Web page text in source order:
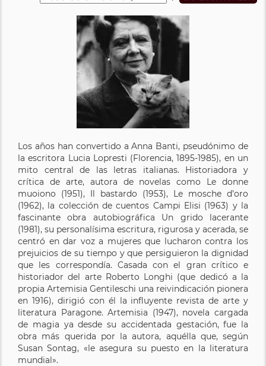
Los años han convertido a Anna Banti, pseudónimo de
la escritora Lucia Lopresti (Florencia, 1895-1985), en un
mito central de las letras italianas. Historiadora y
crítica de arte, autora de novelas como Le donne
muoiono (1951), Il bastardo (1953), Le mosche d’oro
(1962), la colección de cuentos Campi Elisi (1963) y la
fascinante obra autobiográfica Un grido lacerante
(1981), su personalísima escritura, rigurosa y acerada, se
centró en dar voz a mujeres que lucharon contra los
prejuicios de su tiempo y que persiguieron la dignidad
que les correspondía. Casada con el gran crítico e
historiador del arte Roberto Longhi (que dedicó a la
propia Artemisia Gentileschi una reivindicación pionera
en 1916), dirigió con él la influyente revista de arte y
literatura Paragone. Artemisia (1947), novela cargada
de magia ya desde su accidentada gestación, fue la
obra más querida por la autora, aquélla que, según
Susan Sontag, «le asegura su puesto en la literatura
mundial».